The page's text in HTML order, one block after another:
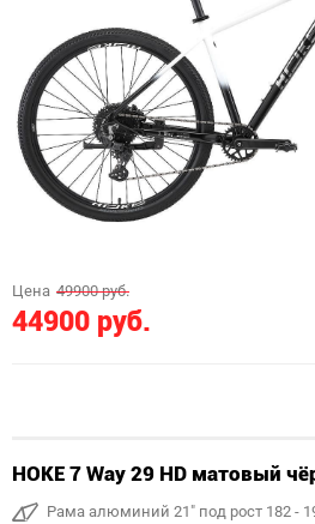
Цена 49900 руб.
44900 руб.
HOKE 7 Way 29 HD матовый
Рама алюминий 21" под рост 182 -